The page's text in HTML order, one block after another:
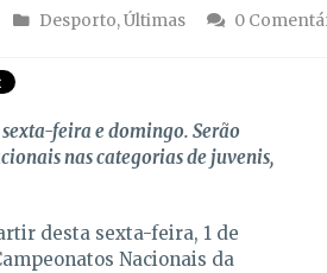
Desporto,Últimas
0
feira e domingo. Serão
nas categorias de juvenis,
desta sexta-feira, 1 de
Nacionais da